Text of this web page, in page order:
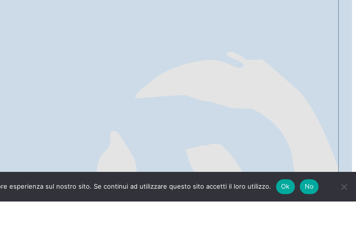
esperienza sul nostro sito. Se continui ad utilizzare questo sito accetti il loro utilizzo. Ok No